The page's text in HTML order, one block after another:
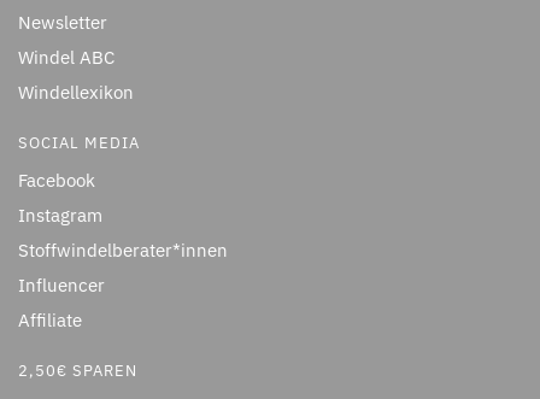
Newsletter
Windel ABC
Windellexikon
SOCIAL MEDIA
Facebook
Instagram
Stoffwindelberater*innen
Influencer
Affiliate
2,50€ SPAREN